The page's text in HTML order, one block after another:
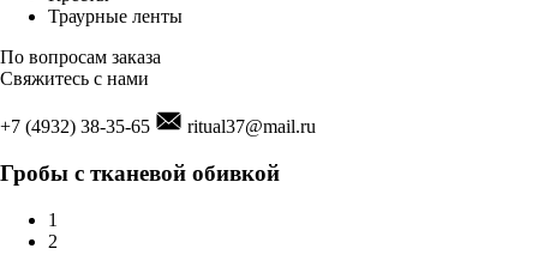
Траурные ленты
По вопросам заказа
Свяжитесь с нами
+7 (4932) 38-35-65 ritual37@mail.ru
Гробы с тканевой обивкой
1
2